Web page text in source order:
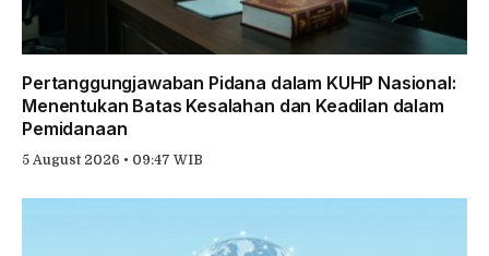
Pertanggungjawaban Pidana dalam KUHP Nasional:
Menentukan Batas Kesalahan dan Keadilan dalam
Pemidanaan
5 August 2026 • 09:47 WIB